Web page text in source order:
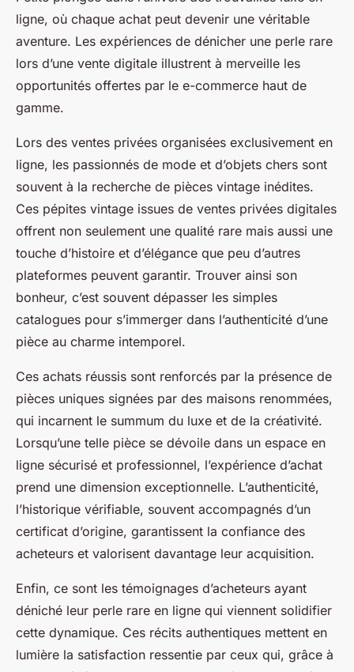
ligne, où chaque achat peut devenir une véritable
aventure. Les expériences de dénicher une perle rare
lors d’une vente digitale illustrent à merveille les
opportunités offertes par le e-commerce haut de
gamme.
Lors des ventes privées organisées exclusivement en
ligne, les passionnés de mode et d’objets chers sont
souvent à la recherche de pièces vintage inédites.
Ces pépites vintage issues de ventes privées digitales
offrent non seulement une qualité rare mais aussi une
touche d’histoire et d’élégance que peu d’autres
plateformes peuvent garantir. Trouver ainsi son
bonheur, c’est souvent dépasser les simples
catalogues pour s’immerger dans l’authenticité d’une
pièce au charme intemporel.
Ces achats réussis sont renforcés par la présence de
pièces uniques signées par des maisons renommées,
qui incarnent le summum du luxe et de la créativité.
Lorsqu’une telle pièce se dévoile dans un espace en
ligne sécurisé et professionnel, l’expérience d’achat
prend une dimension exceptionnelle. L’authenticité,
l’historique vérifiable, souvent accompagnés d’un
certificat d’origine, garantissent la confiance des
acheteurs et valorisent davantage leur acquisition.
Enfin, ce sont les témoignages d’acheteurs ayant
déniché leur perle rare en ligne qui viennent solidifier
cette dynamique. Ces récits authentiques mettent en
lumière la satisfaction ressentie par ceux qui, grâce à